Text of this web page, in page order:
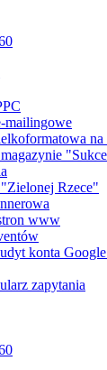
mailingowe
Rzece"
www
konta
zapytania